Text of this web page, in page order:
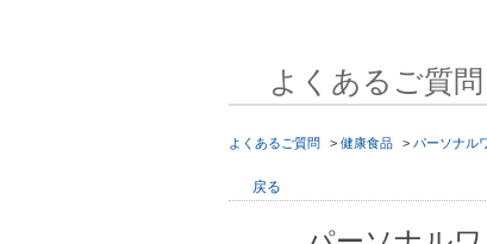
よくあるご質問
よくあるご質問 > 健康食品 > パーソナル
戻る